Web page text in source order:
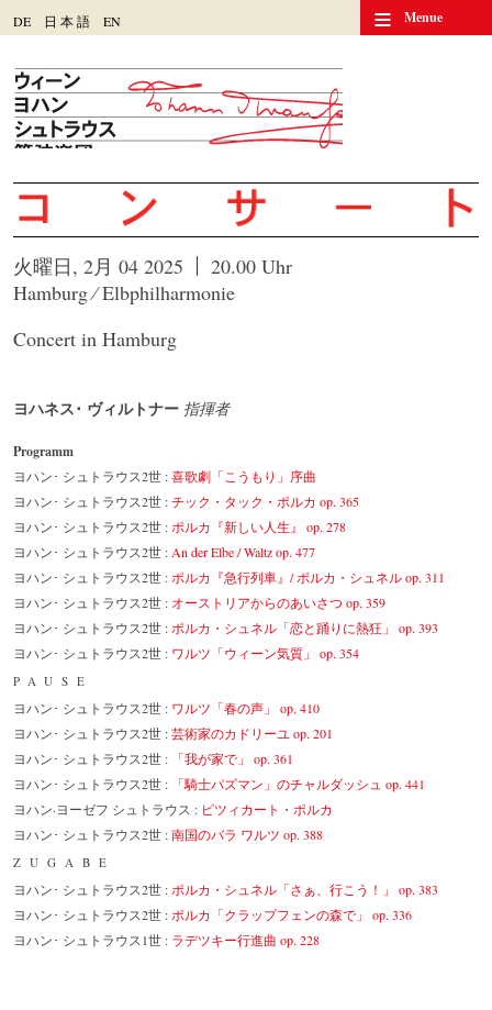
DE 日 本語 EN ≡ Menue
火曜日, 2月 04 2025
20.00 Uhr
Hamburg ⁄ Elbphilharmonie
Concert in Hamburg
ヨハネス･ ヴィルトナー 指揮者
Programm
ヨハン･ シュトラウス2世 :喜歌劇「こうもり」序曲
ヨハン･ シュトラウス2世 :チック・タック・ポルカ op. 365
ヨハン･ シュトラウス2世 : ポルカ『新しい人生』 op. 278
ヨハン･ シュトラウス2世 : An der Elbe / Waltz op. 477
ヨハン･ シュトラウス2世 : ポルカ『急行列車』/ ポルカ・シュネル op. 311
ヨハン･ シュトラウス2世 : オーストリアからのあいさつ op. 359
ヨハン･ シュトラウス2世 : ポルカ・シュネル「恋と踊りに熱狂」 op. 393
ヨハン･ シュトラウス2世 : ワルツ「ウィーン気質」 op. 354
PAUSE
ヨハン･ シュトラウス2世 : ワルツ「春の声」 op. 410
ヨハン･ シュトラウス2世 :芸術家のカドリーユ op. 201
ヨハン･ シュトラウス2世 :
「我が家で」 op. 361
ヨハン･ シュトラウス2世 :
「騎士パズマン」のチャルダッシュ op. 441
ヨハン·ヨーゼフ シュトラウス : ピツィカート・ポルカ
ヨハン･ シュトラウス2世 :南国のバラ ワルツ op. 388
ZUGABE
ヨハン･ シュトラウス2世 : ポルカ・シュネル「さぁ、行こう！」 op. 383
ヨハン･ シュトラウス2世 : ポルカ「クラップフェンの森で」 op. 336
ヨハン･ シュトラウス1世 : ラデツキー行進曲 op. 228